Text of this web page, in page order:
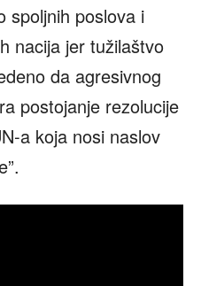
spoljnih poslova i
nacija jer tužilaštvo
da agresivnog
postojanje rezolucije
a koja nosi naslov